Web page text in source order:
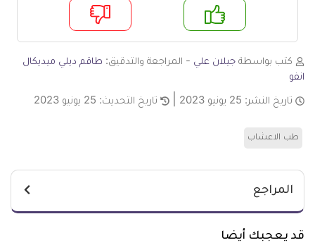
لا
كتب بواسطة جيلان علي - المراجعة والتدقيق: طاقم ديلي ميديكال
انفو
تاريخ النشر: 25 يونيو 2023 تاريخ التحديث: 25 يونيو 2023
طب الاعشاب
المراجع
قد يعجبك أيضا